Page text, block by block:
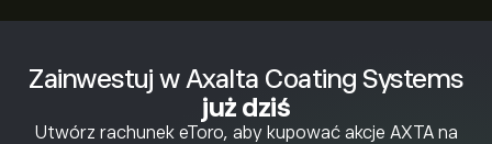
Zainwestuj w Axalta Coating Systems
już dziś
Utwórz rachunek eToro, aby kupować akcje AXTA na